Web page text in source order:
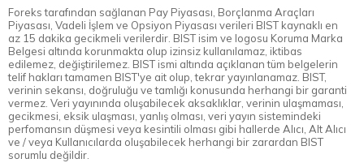
Foreks tarafından sağlanan Pay Piyasası, Borçlanma Araçları
Piyasası, Vadeli İşlem ve Opsiyon Piyasası verileri BIST kaynaklı en
az 15 dakika gecikmeli verilerdir. BIST isim ve logosu Koruma Marka
Belgesi altında korunmakta olup izinsiz kullanılamaz, iktibas
edilemez, değiştirilemez. BIST ismi altında açıklanan tüm belgelerin
telif hakları tamamen BIST'ye ait olup, tekrar yayınlanamaz. BIST,
verinin sekansı, doğruluğu ve tamlığı konusunda herhangi bir garanti
vermez. Veri yayınında oluşabilecek aksaklıklar, verinin ulaşmaması,
gecikmesi, eksik ulaşması, yanlış olması, veri yayın sistemindeki
perfomansın düşmesi veya kesintili olması gibi hallerde Alıcı, Alt Alıcı
ve / veya Kullanıcılarda oluşabilecek herhangi bir zarardan BIST
sorumlu değildir.